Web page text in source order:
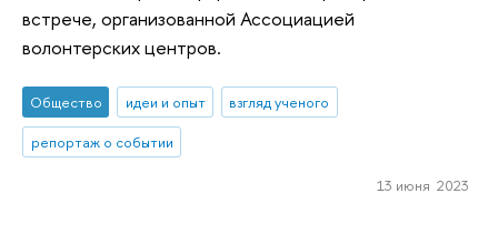
встрече, организованной Ассоциацией
волонтерских центров.
Общество идеи и опыт
взгляд ученого
репортаж о событии
13 июня 2023